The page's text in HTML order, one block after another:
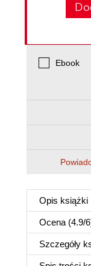
Ebook
Opis książki
Ocena (4.9/6
Szczegóły